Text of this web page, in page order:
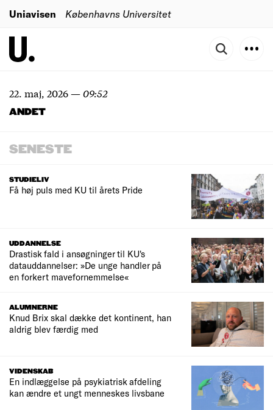
Uniavisen Københavns Universitet
22. maj, 2026—09:52
ANDET
SENESTE
STUDIELIV
Få høj puls med KU til årets Pride
UDDANNELSE
Drastisk fald i ansøgninger til KU's
datauddannelser: »De unge handler på
en forkert mavefornemmelse«
ALUMNERNE
Knud Brix skal dække det kontinent, han
aldrig blev færdig med
VIDENSKAB
En indlæggelse på psykiatrisk afdeling
kan ændre et ungt menneskes livsbane